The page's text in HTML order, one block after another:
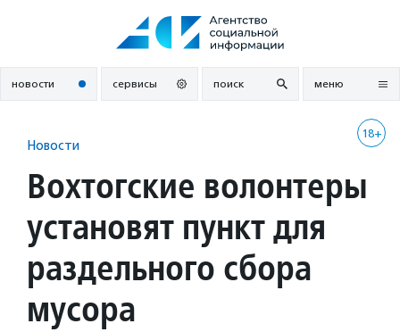
новости сервисы поиск меню
18+
Новости
Вохтогские волонтеры
установят пункт для
раздельного сбора
мусора